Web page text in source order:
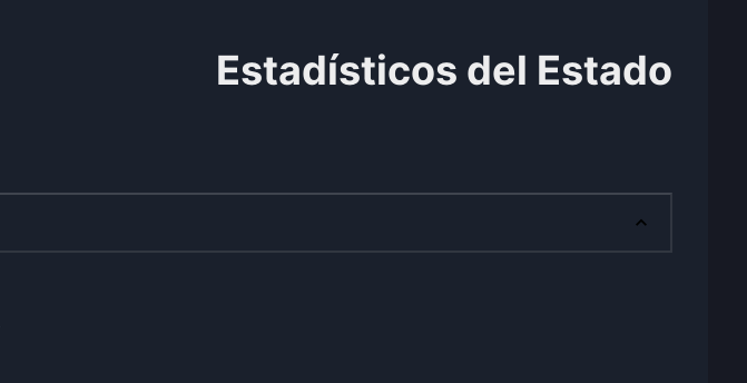
Estadísticos del Estado